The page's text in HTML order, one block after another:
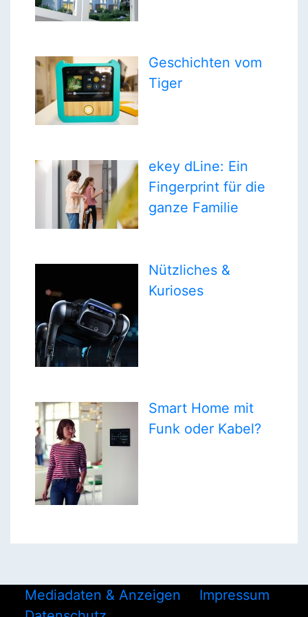
Geschichten vom
Tiger
ekey dLine: Ein
Fingerprint für die
ganze Familie
Nützliches &
Kurioses
Smart Home mit
Funk oder Kabel?
Mediadaten & Anzeigen
Impressum